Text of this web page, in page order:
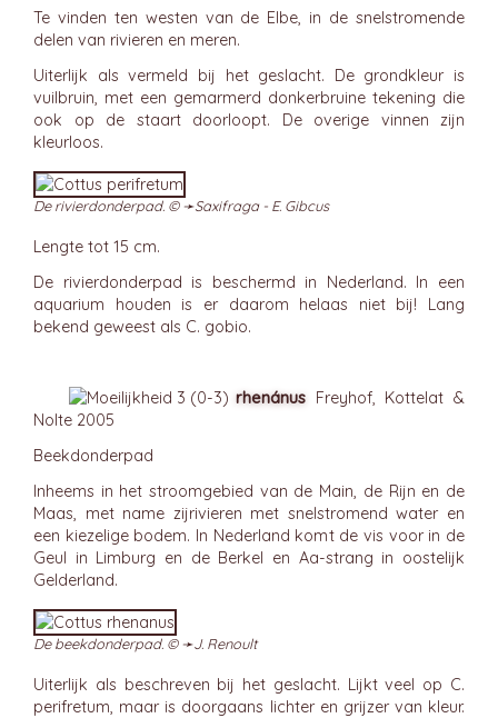
Te vinden ten westen van de Elbe, in de snelstromende
delen van rivieren en meren.
Uiterlijk als vermeld bij het geslacht. De grondkleur is
vuilbruin, met een gemarmerd donkerbruine tekening die
ook op de staart doorloopt. De overige vinnen zijn
kleurloos.
De rivierdonderpad. © ➛Saxifraga - E. Gibcus
Lengte tot 15 cm.
De rivierdonderpad is beschermd in Nederland. In een
aquarium houden is er daarom helaas niet bij! Lang
bekend geweest als C. gobio.
rhenánus Freyhof, Kottelat &
Nolte 2005
Beekdonderpad
Inheems in het stroomgebied van de Main, de Rijn en de
Maas, met name zijrivieren met snelstromend water en
een kiezelige bodem. In Nederland komt de vis voor in de
Geul in Limburg en de Berkel en Aa-strang in oostelijk
Gelderland.
De beekdonderpad. © ➛J. Renoult
Uiterlijk als beschreven bij het geslacht. Lijkt veel op C.
perifretum, maar is doorgaans lichter en grijzer van kleur.